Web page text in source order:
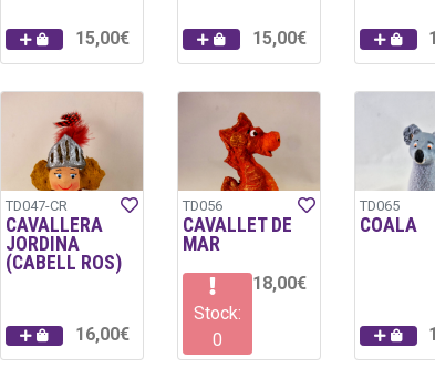
15,00€ 15,00€
TD047-CR
CAVALLERA
JORDINA
(CABELL ROS)
16,00€
TD056
CAVALLET DE
MAR
Stock:
0
18,00€
TD065
COALA